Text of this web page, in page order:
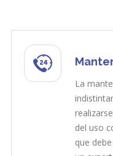
La
del uso
que